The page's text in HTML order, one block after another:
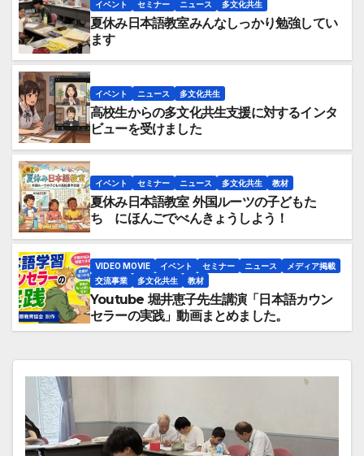
イベント セミナー ニュース 多文化共生
夏休み日本語教室みんなしっかり勉強してい
ます
イベント ニュース 多文化共生
高校生からの多文化共生支援に対するインタ
ビューを受けました
イベント セミナー ニュース 多文化共生 教材
夏休み日本語教室 外国ルーツの子どもた
ち にほんごでべんきょうしよう！
VIDEO MOVIE イベント セミナー ニュース
メディア掲載
交流事業
多文化共生 教材
Youtube 堀井恵子先生講演「日本語カウン
セラーの実践」動画まとめました。